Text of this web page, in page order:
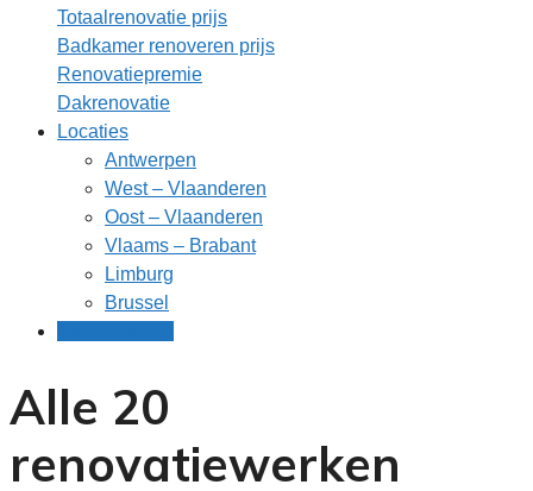
Totaalrenovatie prijs
Badkamer renoveren prijs
Renovatiepremie
Dakrenovatie
Locaties
Antwerpen
West – Vlaanderen
Oost – Vlaanderen
Vlaams – Brabant
Limburg
Brussel
Alle 20
renovatiewerken